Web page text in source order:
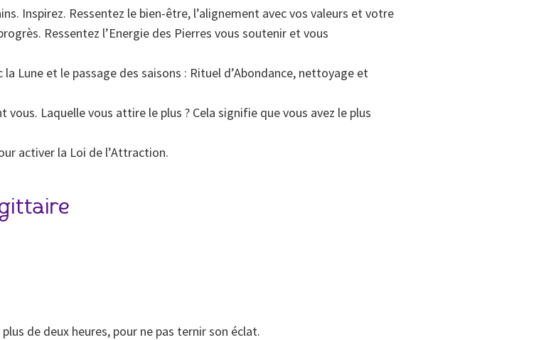
Inspirez. Ressentez le bien-être, l’alignement avec vos valeurs et votre
Ressentez l’Energie des Pierres vous soutenir et vous
Lune et le passage des saisons : Rituel d’Abondance, nettoyage et
Laquelle vous attire le plus ? Cela signifie que vous avez le plus
activer la Loi de l’Attraction.
de deux heures, pour ne pas ternir son éclat.